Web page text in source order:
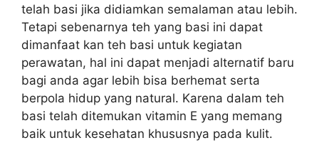
telah basi jika didiamkan semalaman atau lebih.
Tetapi sebenarnya teh yang basi ini dapat
dimanfaat kan teh basi untuk kegiatan
perawatan, hal ini dapat menjadi alternatif baru
bagi anda agar lebih bisa berhemat serta
berpola hidup yang natural. Karena dalam teh
basi telah ditemukan vitamin E yang memang
baik untuk kesehatan khususnya pada kulit.